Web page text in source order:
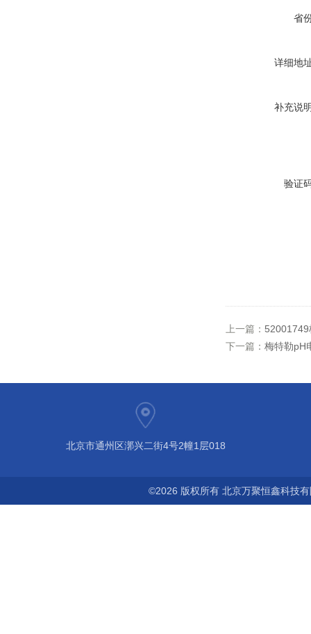
省
详细地
补充说
验证
上一篇：
下一篇： 梅特勒pH
北京市通州区漷兴二街4号2幢1层018
©2026 版权所有 北京万聚恒鑫科技